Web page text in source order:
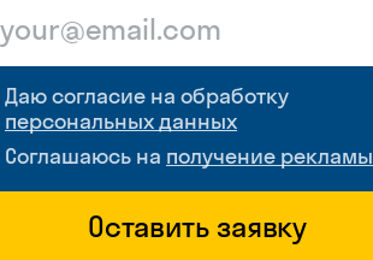
Даю согласие на обработку
персональных данных
Соглашаюсь на получение рекламы
Оставить заявку